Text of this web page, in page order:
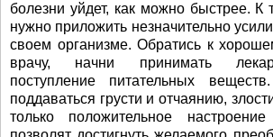
болезни уйдет, как можно быстрее. К
нужно приложить незначительно
своем организме. Обратись к
врачу, начни принимать
поступление питательных
поддаваться грусти и отчаянию,
только положительное